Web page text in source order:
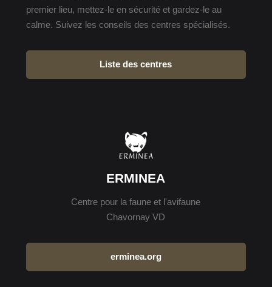
premier lieu, mettez-le en sécurité et gardez-le au
calme. Suivez les conseils des centres spécialisés.
Liste des centres
ERMINEA
Centre pour la faune et l'avifaune
Chavornay VD
erminea.org